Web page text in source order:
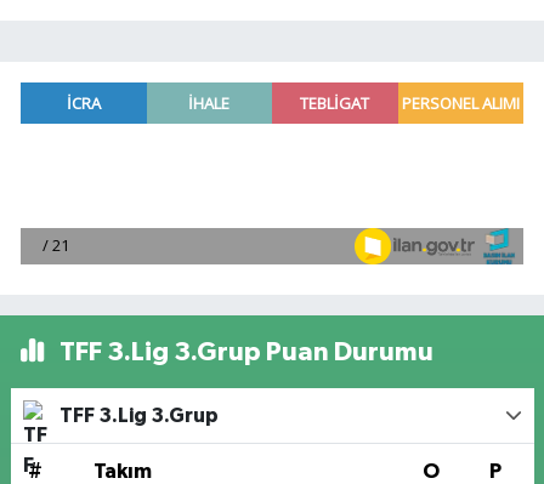
TFF 3.Lig 3.Grup Puan Durumu
TFF 3.Lig 3.Grup
# Takım O P